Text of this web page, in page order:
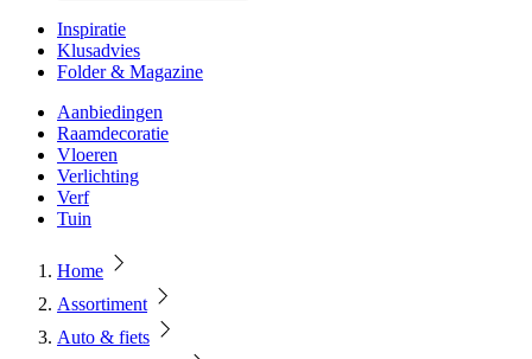
Inspiratie
Klusadvies
Folder & Magazine
Aanbiedingen
Raamdecoratie
Vloeren
Verlichting
Verf
Tuin
Home
Assortiment
Auto & fiets